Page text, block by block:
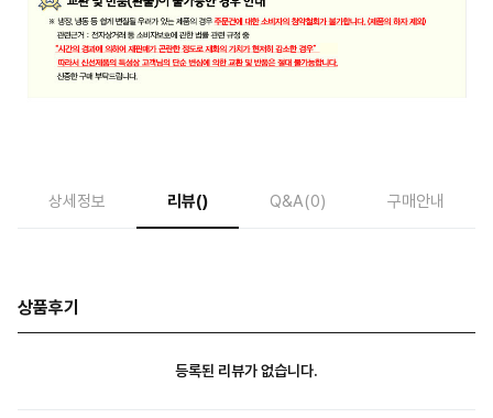
상세정보 리뷰() Q&A(0) 구매안내
상품후기
등록된 리뷰가 없습니다.